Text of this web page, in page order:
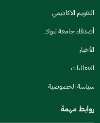
جنس
اخبرنا عن تجربتك في هذه الخدمة
التقويم الاكاديمي
أصدقاء جامعة تبوك
الأخبار
الفعاليات
سياسة الخصوصية
روابط مهمة